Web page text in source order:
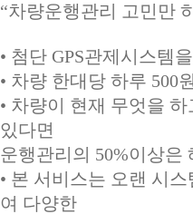
“차량운행관리 고민만
• 첨단 GPS관제시스템
• 차량 한대당 하루 500
• 차량이 현재 무엇을
있다면
운행관리의 50%이상은
• 본 서비스는 오랜 시
여 다양한